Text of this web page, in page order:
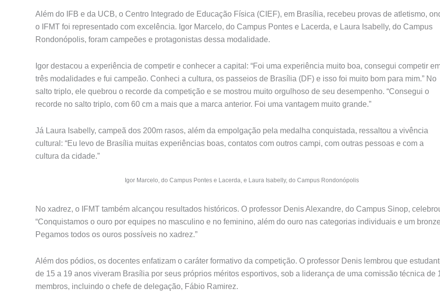
Além do IFB e da UCB, o Centro Integrado de Educação Física (CIEF), em Brasília, recebeu provas de atletismo,
o IFMT foi representado com excelência. Igor Marcelo, do Campus Pontes e Lacerda, e Laura Isabelly, do Campus
Rondonópolis, foram campeões e protagonistas dessa modalidade.
Igor destacou a experiência de competir e conhecer a capital: “Foi uma experiência muito boa, consegui competir
três modalidades e fui campeão. Conheci a cultura, os passeios de Brasília (DF) e isso foi muito bom para mim.” No
salto triplo, ele quebrou o recorde da competição e se mostrou muito orgulhoso de seu desempenho. “Consegui o
recorde no salto triplo, com 60 cm a mais que a marca anterior. Foi uma vantagem muito grande.”
Já Laura Isabelly, campeã dos 200m rasos, além da empolgação pela medalha conquistada, ressaltou a vivência
cultural: “Eu levo de Brasília muitas experiências boas, contatos com outros campi, com outras pessoas e com a
cultura da cidade.”
Igor Marcelo, do Campus Pontes e Lacerda, e Laura Isabelly, do Campus Rondonópolis
No xadrez, o IFMT também alcançou resultados históricos. O professor Denis Alexandre, do Campus Sinop,
“Conquistamos o ouro por equipes no masculino e no feminino, além do ouro nas categorias individuais e um
Pegamos todos os ouros possíveis no xadrez.”
Além dos pódios, os docentes enfatizam o caráter formativo da competição. O professor Denis lembrou que
de 15 a 19 anos viveram Brasília por seus próprios méritos esportivos, sob a liderança de uma comissão técnica de
membros, incluindo o chefe de delegação, Fábio Ramirez.